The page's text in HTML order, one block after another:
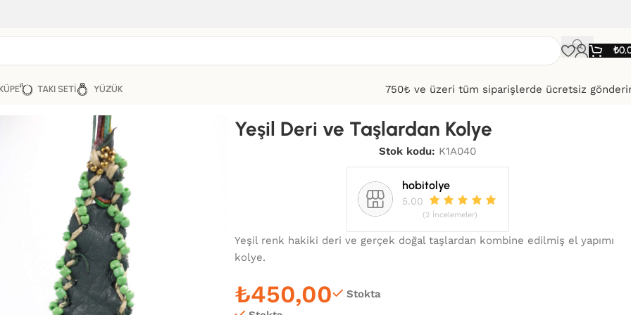
₺
TAKI SETI YÜZÜK
750₺ ve üzeri tüm siparişlerde ücretsiz
Yeşil Deri ve Taşlardan Kolye
Stok kodu: K1A040
hobitolye
5.00
(2 İncelemeler)
Yeşil renk hakiki deri ve gerçek doğal taşlardan kombine edilmiş el yapımı
kolye.
₺450,00
Stokta